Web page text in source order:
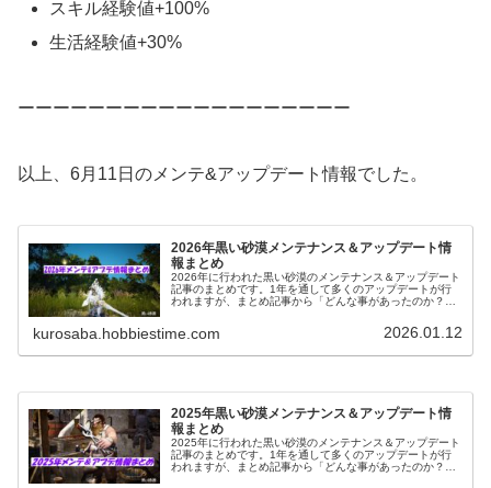
スキル経験値+100%
生活経験値+30%
ーーーーーーーーーーーーーーーーーーー
以上、6月11日のメンテ&アップデート情報でした。
2026年黒い砂漠メンテナンス＆アップデート情
報まとめ
2026年に行われた黒い砂漠のメンテナンス＆アップデート
記事のまとめです。1年を通して多くのアップデートが行
われますが、まとめ記事から「どんな事があったのか？」
kurosaba.hobbiestime.com 2026.01.12
2025年黒い砂漠メンテナンス＆アップデート情
報まとめ
2025年に行われた黒い砂漠のメンテナンス＆アップデート
記事のまとめです。1年を通して多くのアップデートが行
われますが、まとめ記事から「どんな事があったのか？」